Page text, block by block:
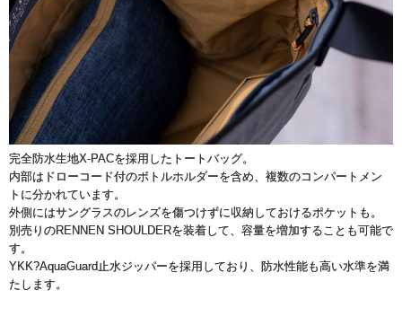
完全防水生地X-PACを採用したトートバッグ。
内部はドローコード付のボトルホルダーを含め、複数のコンパートメン
トに分かれています。
外側にはサングラスのレンズを傷つけずに収納しておけるポケットも。
別売りのRENNEN SHOULDERを装着して、容量を増加することも可能で
す。
YKK?AquaGuard止水ジッパーを採用しており、防水性能も高い水準を満
たします。